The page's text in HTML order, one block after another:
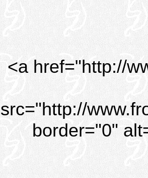
<a href="http://
src="http://
border="0"